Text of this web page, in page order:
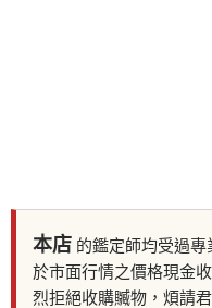
本店 的鑑定師均受過
於市面行情之價格現金
烈拒絕收購贓物，煩請